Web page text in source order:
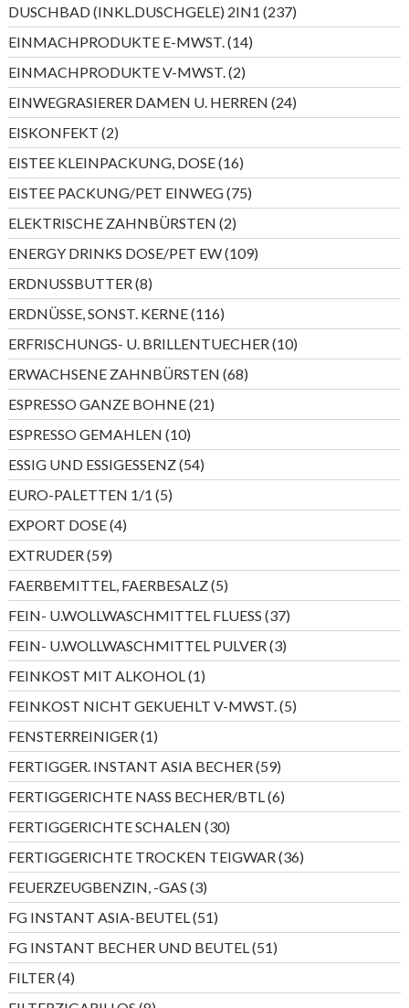
DUSCHBAD (INKL.DUSCHGELE) 2IN1 237237
Produkte
EINMACHPRODUKTE E-MWST. 1414
Produkte
EINMACHPRODUKTE V-MWST. 22
Produkte
EINWEGRASIERER DAMEN U. HERREN 2424
Produkte
EISKONFEKT 22
Produkte
EISTEE KLEINPACKUNG, DOSE 1616
Produkte
EISTEE PACKUNG/PET EINWEG 7575
Produkte
ELEKTRISCHE ZAHNBÜRSTEN 22
Produkte
ENERGY DRINKS DOSE/PET EW 109109
Produkte
ERDNUSSBUTTER 88
Produkte
ERDNÜSSE, SONST. KERNE 116116
Produkte
ERFRISCHUNGS- U. BRILLENTUECHER 1010
Produkte
ERWACHSENE ZAHNBÜRSTEN 6868
Produkte
ESPRESSO GANZE BOHNE 2121
Produkte
ESPRESSO GEMAHLEN 1010
Produkte
ESSIG UND ESSIGESSENZ 5454
Produkte
EURO-PALETTEN 1/1 55
Produkte
EXPORT DOSE 44
Produkte
EXTRUDER 5959
Produkte
FAERBEMITTEL, FAERBESALZ 55
Produkte
FEIN- U.WOLLWASCHMITTEL FLUESS 3737
Produkte
FEIN- U.WOLLWASCHMITTEL PULVER 33
Produkte
FEINKOST MIT ALKOHOL 11
Produkt
FEINKOST NICHT GEKUEHLT V-MWST. 55
Produkte
FENSTERREINIGER 11
Produkt
FERTIGGER. INSTANT ASIA BECHER 5959
Produkte
FERTIGGERICHTE NASS BECHER/BTL 66
Produkte
FERTIGGERICHTE SCHALEN 3030
Produkte
FERTIGGERICHTE TROCKEN TEIGWAR 3636
Produkte
FEUERZEUGBENZIN, -GAS 33
Produkte
FG INSTANT ASIA-BEUTEL 5151
Produkte
FG INSTANT BECHER UND BEUTEL 5151
Produkte
FILTER 44
Produkte